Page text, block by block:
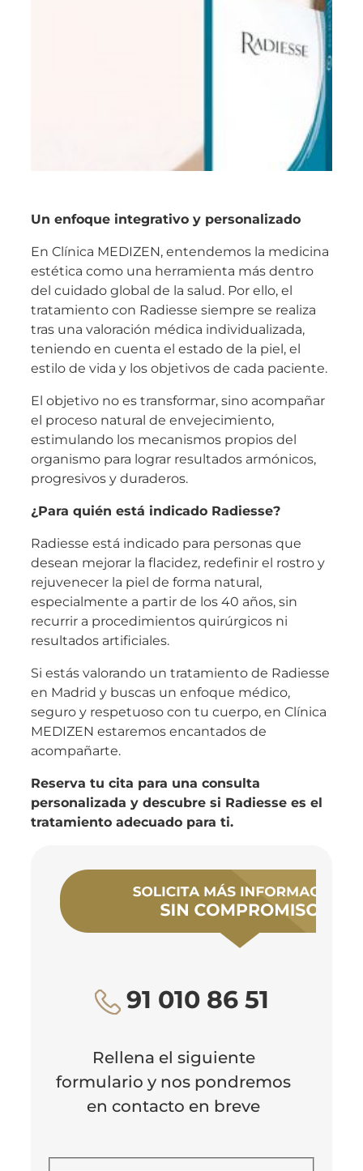
Un enfoque integrativo y personalizado
En Clínica MEDIZEN, entendemos la medicina
estética como una herramienta más dentro
del cuidado global de la salud. Por ello, el
tratamiento con Radiesse siempre se realiza
tras una valoración médica individualizada,
teniendo en cuenta el estado de la piel, el
estilo de vida y los objetivos de cada paciente.
El objetivo no es transformar, sino acompañar
el proceso natural de envejecimiento,
estimulando los mecanismos propios del
organismo para lograr resultados armónicos,
progresivos y duraderos.
¿Para quién está indicado Radiesse?
Radiesse está indicado para personas que
desean mejorar la flacidez, redefinir el rostro y
rejuvenecer la piel de forma natural,
especialmente a partir de los 40 años, sin
recurrir a procedimientos quirúrgicos ni
resultados artificiales.
Si estás valorando un tratamiento de Radiesse
en Madrid y buscas un enfoque médico,
seguro y respetuoso con tu cuerpo, en Clínica
MEDIZEN estaremos encantados de
acompañarte.
Reserva tu cita para una consulta
personalizada y descubre si Radiesse es el
tratamiento adecuado para ti.
91 010 86 51
Rellena el siguiente
formulario y nos pondremos
en contacto en breve